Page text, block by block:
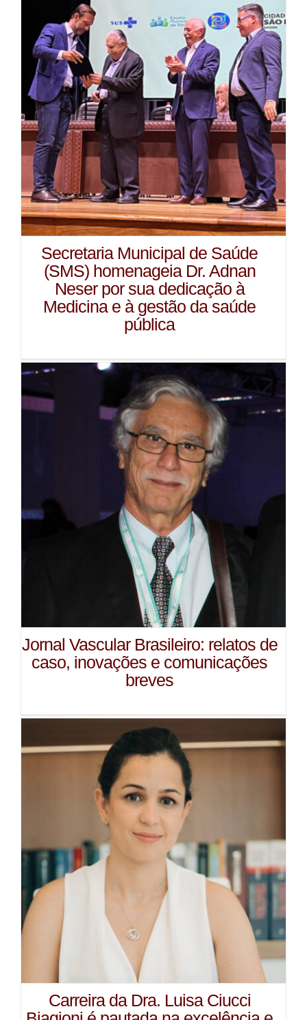
Secretaria Municipal de Saúde
(SMS) homenageia Dr. Adnan
Neser por sua dedicação à
Medicina e à gestão da saúde
pública
Jornal Vascular Brasileiro: relatos de
caso, inovações e comunicações
breves
Carreira da Dra. Luisa Ciucci